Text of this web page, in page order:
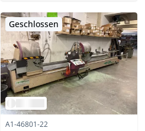
Geschlossen
A1-46801-22